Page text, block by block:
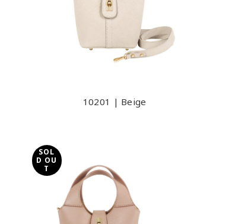
10201 | Beige
SOL
D OU
T